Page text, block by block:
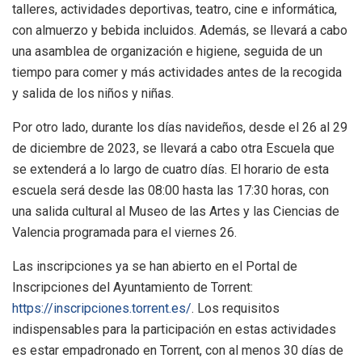
talleres, actividades deportivas, teatro, cine e informática,
con almuerzo y bebida incluidos. Además, se llevará a cabo
una asamblea de organización e higiene, seguida de un
tiempo para comer y más actividades antes de la recogida
y salida de los niños y niñas.
Por otro lado, durante los días navideños, desde el 26 al 29
de diciembre de 2023, se llevará a cabo otra Escuela que
se extenderá a lo largo de cuatro días. El horario de esta
escuela será desde las 08:00 hasta las 17:30 horas, con
una salida cultural al Museo de las Artes y las Ciencias de
Valencia programada para el viernes 26.
Las inscripciones ya se han abierto en el Portal de
Inscripciones del Ayuntamiento de Torrent:
https://inscripciones.torrent.es/. Los requisitos
indispensables para la participación en estas actividades
es estar empadronado en Torrent, con al menos 30 días de